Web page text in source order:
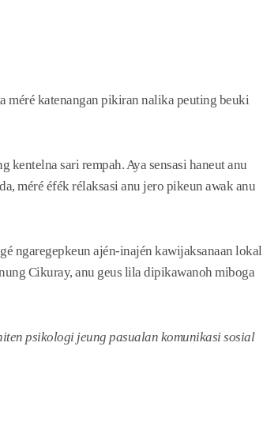
méré katenangan pikiran nalika peuting beuki
kentelna sari rempah. Aya sensasi haneut anu
méré éfék rélaksasi anu jero pikeun awak anu
ngaregepkeun ajén-inajén kawijaksanaan lokal
Cikuray, anu geus lila dipikawanoh miboga
psikologi jeung pasualan komunikasi sosial